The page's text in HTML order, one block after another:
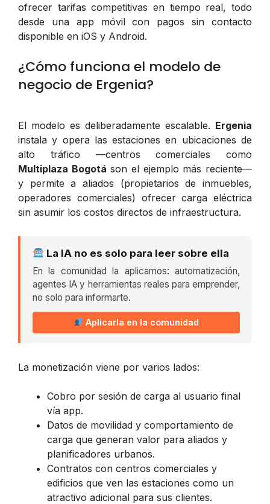
ofrecer tarifas competitivas en tiempo real, todo
desde una app móvil con pagos sin contacto
disponible en iOS y Android.
¿Cómo funciona el modelo de
negocio de Ergenia?
El modelo es deliberadamente escalable. Ergenia
instala y opera las estaciones en ubicaciones de
alto tráfico —centros comerciales como
Multiplaza Bogotá son el ejemplo más reciente—
y permite a aliados (propietarios de inmuebles,
operadores comerciales) ofrecer carga eléctrica
sin asumir los costos directos de infraestructura.
La IA no es solo para leer sobre ella
En la comunidad la aplicamos: automatización,
agentes IA y herramientas reales para emprender,
no solo para informarte.
Aplicarla en la comunidad
La monetización viene por varios lados:
Cobro por sesión de carga al usuario final
vía app.
Datos de movilidad y comportamiento de
carga que generan valor para aliados y
planificadores urbanos.
Contratos con centros comerciales y
edificios que ven las estaciones como un
atractivo adicional para sus clientes.